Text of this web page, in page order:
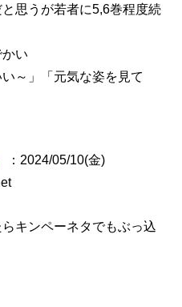
思うが若者に5,6巻程度続
い
～」「元気な姿を見て
：2024/05/10(金)
キンペーネタでもぶっ込